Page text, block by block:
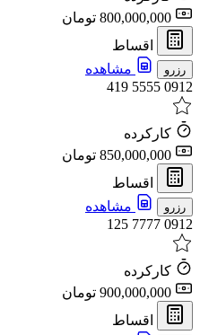
اقساط
رزرو
مشاهده
0912 5555 419
کارکرده
اقساط
رزرو
مشاهده
0912 7777 125
کارکرده
اقساط